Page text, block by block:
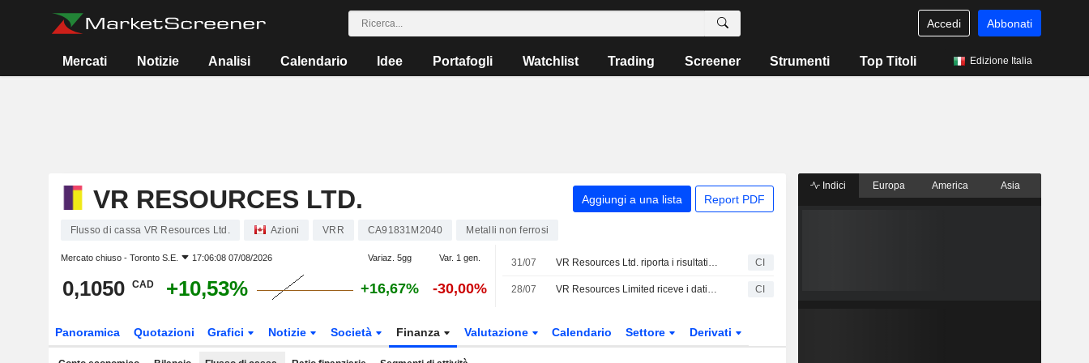
Accedi Abbonati
Mercati Notizie Analisi Calendario Idee Portafogli Watchlist Trading Screener Strumenti Top Titoli Edizione Italia
VR RESOURCES LTD. Aggiungi a una lista Report PDF
Flusso di cassa VR Resources Ltd. Azioni VRR CA91831M2040 Metalli non ferrosi
Mercato chiuso - Toronto S.E. 17:06:08 07/08/2026 Variaz. 5gg Var. 1 gen.
0,1050 CAD +10,53% +16,67% -30,00%
31/07 VR Resources Ltd. riporta i risultati degli utili per il primo trimestre conclusosi il 30 giugno 2026 CI
28/07 VR Resources Limited riceve i dati finali del rilievo geofisico DCIP 3D presso il progetto di porfido rame-oro Bonita in Nevada CI
Panoramica Quotazioni Grafici Notizie Società Finanza Valutazione Calendario Settore Derivati
Indici Europa America Asia